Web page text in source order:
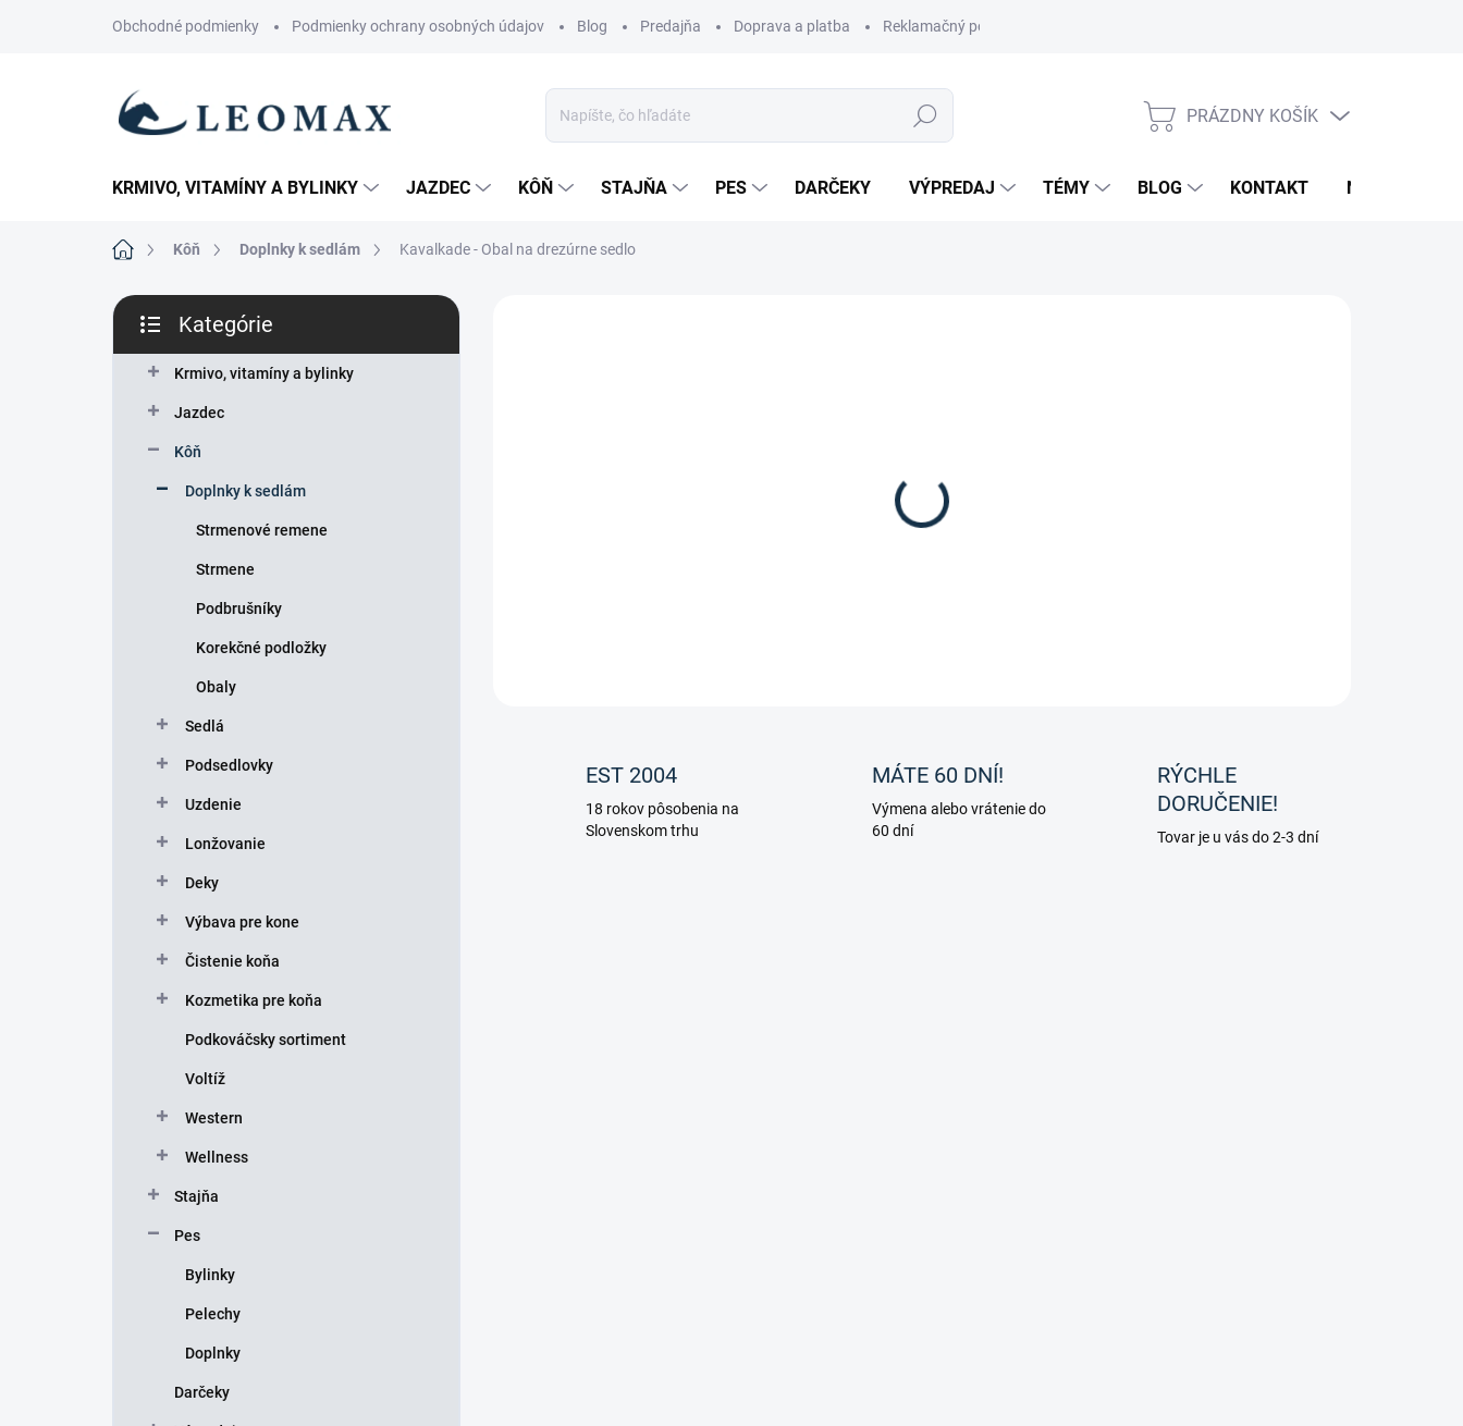
Obchodné podmienky Podmienky ochrany osobných údajov Blog Predajňa Doprava a platba Reklamačný poriadok
Hľadať
NÁKUPNÝ
PRÁZDNY KOŠÍK
KRMIVO, VITAMÍNY A BYLINKY JAZDEC KÔŇ STAJŇA PES DARČEKY VÝPREDAJ TÉMY BLOG KONTAKT NOVINKY
DomovKôň Doplnky k sedlám Kavalkade - Obal na drezúrne sedlo
B
č
kategórie
Kategórie
Krmivo, vitamíny a bylinky
Jazdec
Kôň
Doplnky k sedlám
Strmenové remene
Strmene
Podbrušníky
Korekčné podložky
Obaly
Sedlá
Podsedlovky
Uzdenie
Lonžovanie
Deky
Výbava pre kone
Čistenie koňa
Kozmetika pre koňa
Podkováčsky sortiment
Voltíž
Western
Wellness
Stajňa
Pes
Bylinky
Pelechy
Doplnky
Darčeky
EST 2004
18 rokov pôsobenia na
Slovenskom trhu
MÁTE 60 DNÍ!
Výmena alebo vrátenie do
60 dní
RÝCHLE
DORUČENIE!
Tovar je u vás do 2-3 dní